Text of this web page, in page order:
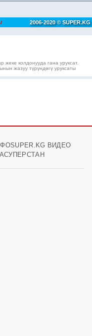
2006-2020 © SUPER.KG
колдонууда гана уруксат.
жазуу түрүндөгү уруксаты
SUPER.KG ВИДЕО
СУПЕРСТАН